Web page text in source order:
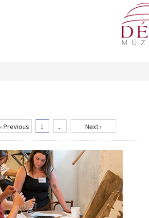
‹ Previous 1 ... Next ›